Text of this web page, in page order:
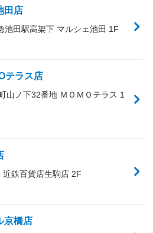
田店
池田駅高架下 マルシェ池田 1F
テラス店
山ノ下32番地 ＭＯＭＯテラス 1
鉄百貨店生駒店 2F
京橋店